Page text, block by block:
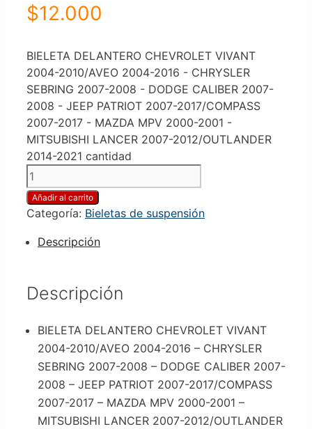
$12.000
BIELETA DELANTERO CHEVROLET VIVANT
2004-2010/AVEO 2004-2016 - CHRYSLER
SEBRING 2007-2008 - DODGE CALIBER 2007-
2008 - JEEP PATRIOT 2007-2017/COMPASS
2007-2017 - MAZDA MPV 2000-2001 -
MITSUBISHI LANCER 2007-2012/OUTLANDER
2014-2021 cantidad
Añadir al carrito
Categoría: Bieletas de suspensión
Descripción
Descripción
BIELETA DELANTERO CHEVROLET VIVANT
2004-2010/AVEO 2004-2016 – CHRYSLER
SEBRING 2007-2008 – DODGE CALIBER 2007-
2008 – JEEP PATRIOT 2007-2017/COMPASS
2007-2017 – MAZDA MPV 2000-2001 –
MITSUBISHI LANCER 2007-2012/OUTLANDER